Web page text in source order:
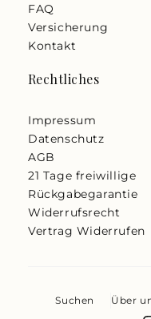
FAQ
Versicherung
Kontakt
Rechtliches
Impressum
Datenschutz
AGB
21 Tage freiwillige
Rückgabegarantie
Widerrufsrecht
Vertrag Widerrufen
Suchen Über